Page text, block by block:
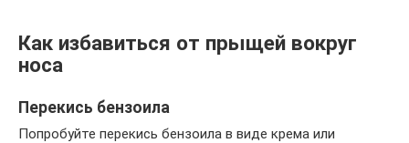
Как избавиться от прыщей вокруг
носа
Перекись бензоила
Попробуйте перекись бензоила в виде крема или